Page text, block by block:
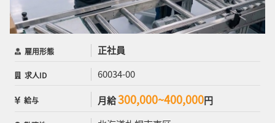
雇用形態 正社員
求人ID 60034-00
給与 月給300,000~400,000円